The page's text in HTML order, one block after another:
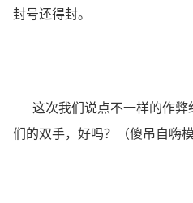
封号还得封。
这次我们说点不一样的作弊
们的双手，好吗？（傻吊自嗨模